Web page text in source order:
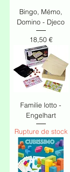
Bingo, Mémo,
Domino - Djeco
Prix
18,50 €
Familie lotto -
Engelhart
Rupture de stock